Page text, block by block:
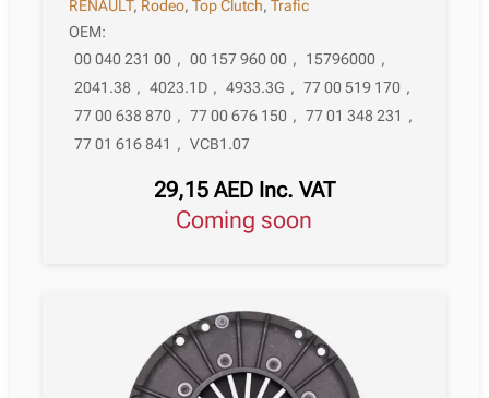
RENAULT, Rodeo,Top Clutch,Trafic
OEM:
00 040 231 00 , 00 157 960 00 , 15796000 ,
2041.38 , 4023.1D , 4933.3G , 77 00 519 170 ,
77 00 638 870 , 77 00 676 150 , 77 01 348 231 ,
77 01 616 841 , VCB1.07
29,15 AED Inc. VAT
Coming soon